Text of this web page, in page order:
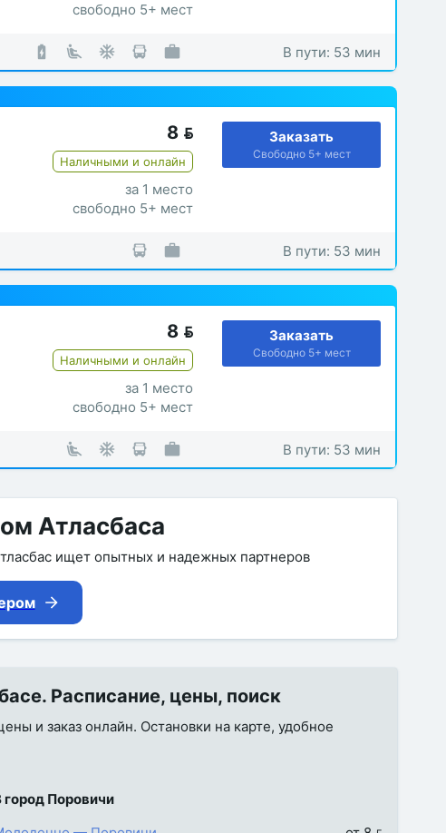
свободно 5+ мест
В пути: 53 мин
8 
Наличными и онлайн
за 1 место
свободно 5+ мест
Заказать
Свободно 5+ мест
В пути: 53 мин
8 
Наличными и онлайн
за 1 место
свободно 5+ мест
Заказать
Свободно 5+ мест
В пути: 53 мин
Атласбаса
ищет опытных и надежных партнеров
Расписание, цены, поиск
и заказ онлайн. Остановки на карте, удобное
город Поровичи